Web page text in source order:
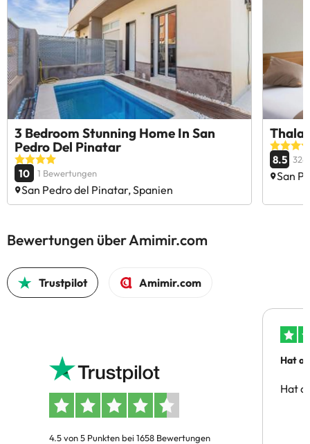
3 Bedroom Stunning Home In San
Pedro Del Pinatar
10 1 Bewertungen
San Pedro del Pinatar, Spanien
8.5
San
Bewertungen über Amimir.com
Trustpilot Amimir.com
4.5 von 5 Punkten bei 1658 Bewertungen
Hat
Hat